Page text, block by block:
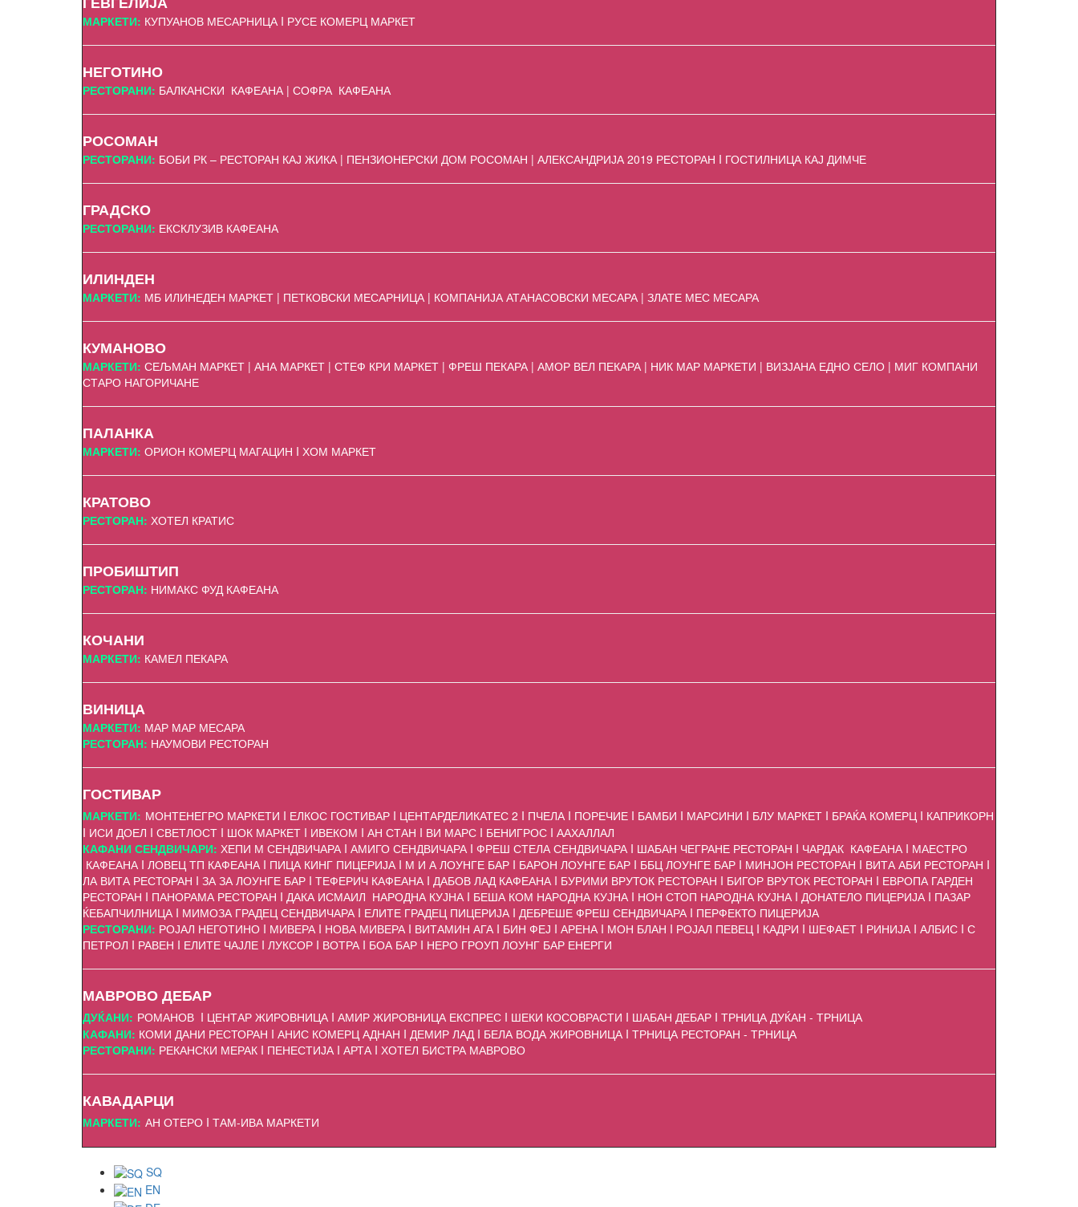
МАРКЕТИ: КУПУАНОВ МЕСАРНИЦА I РУСЕ КОМЕРЦ МАРКЕТ
НЕГОТИНО
РЕСТОРАНИ: БАЛКАНСКИ КАФЕАНА | СОФРА КАФЕАНА
РОСОМАН
РЕСТОРАНИ: БОБИ РК – РЕСТОРАН КАЈ ЖИКА | ПЕНЗИОНЕРСКИ ДОМ РОСОМАН | АЛЕКСАНДРИЈА 2019 РЕСТОРАН I ГОСТИЛНИЦА КАЈ ДИМЧЕ
ГРАДСКО
РЕСТОРАНИ: ЕКСКЛУЗИВ КАФЕАНА
ИЛИНДЕН
МАРКЕТИ: МБ ИЛИНЕДЕН МАРКЕТ | ПЕТКОВСКИ МЕСАРНИЦА | КОМПАНИЈА АТАНАСОВСКИ МЕСАРА | ЗЛАТЕ МЕС МЕСАРА
КУМАНОВО
МАРКЕТИ: СЕЉМАН МАРКЕТ | АНА МАРКЕТ | СТЕФ КРИ МАРКЕТ | ФРЕШ ПЕКАРА | АМОР ВЕЛ ПЕКАРА | НИК МАР МАРКЕТИ | ВИЗЈАНА ЕДНО СЕЛО | МИГ КОМПАНИ
СТАРО НАГОРИЧАНЕ
ПАЛАНКА
МАРКЕТИ: ОРИОН КОМЕРЦ МАГАЦИН I ХОМ МАРКЕТ
КРАТОВО
РЕСТОРАН: ХОТЕЛ КРАТИС
ПРОБИШТИП
РЕСТОРАН: НИМАКС ФУД КАФЕАНА
КОЧАНИ
МАРКЕТИ: КАМЕЛ ПЕКАРА
ВИНИЦА
МАРКЕТИ: МАР МАР МЕСАРА
РЕСТОРАН: НАУМОВИ РЕСТОРАН
ГОСТИВАР
МАРКЕТИ: МОНТЕНЕГРО МАРКЕТИ I ЕЛКОС ГОСТИВАР I ЦЕНТАРДЕЛИКАТЕС 2 I ПЧЕЛА I ПОРЕЧИЕ I БАМБИ I МАРСИНИ I БЛУ МАРКЕТ I БРАЌА КОМЕРЦ I КАПРИКОРН
I ИСИ ДОЕЛ I СВЕТЛОСТ I ШОК МАРКЕТ I ИВЕКОМ I АН СТАН I ВИ МАРС I БЕНИГРОС I ААХАЛЛАЛ
КАФАНИ СЕНДВИЧАРИ: ХЕПИ М СЕНДВИЧАРА I АМИГО СЕНДВИЧАРА I ФРЕШ СТЕЛА СЕНДВИЧАРА I ШАБАН ЧЕГРАНЕ РЕСТОРАН I ЧАРДАК КАФЕАНА I МАЕСТРО
КАФЕАНА I ЛОВЕЦ ТП КАФЕАНА I ПИЦА КИНГ ПИЦЕРИЈА I М И А ЛОУНГЕ БАР I БАРОН ЛОУНГЕ БАР I ББЦ ЛОУНГЕ БАР I МИНЈОН РЕСТОРАН I ВИТА АБИ РЕСТОРАН I
ЛА ВИТА РЕСТОРАН I ЗА ЗА ЛОУНГЕ БАР I ТЕФЕРИЧ КАФЕАНА I ДАБОВ ЛАД КАФЕАНА I БУРИМИ ВРУТОК РЕСТОРАН I БИГОР ВРУТОК РЕСТОРАН I ЕВРОПА ГАРДЕН
РЕСТОРАН I ПАНОРАМА РЕСТОРАН I ДАКА ИСМАИЛ НАРОДНА КУЈНА I БЕША КОМ НАРОДНА КУЈНА I НОН СТОП НАРОДНА КУЈНА I ДОНАТЕЛО ПИЦЕРИЈА I ПАЗАР
ЌЕБАПЧИЛНИЦА I МИМОЗА ГРАДЕЦ СЕНДВИЧАРА I ЕЛИТЕ ГРАДЕЦ ПИЦЕРИЈА I ДЕБРЕШЕ ФРЕШ СЕНДВИЧАРА I ПЕРФЕКТО ПИЦЕРИЈА
РЕСТОРАНИ: РОЈАЛ НЕГОТИНО I МИВЕРА I НОВА МИВЕРА I ВИТАМИН АГА I БИН ФЕЈ I АРЕНА I МОН БЛАН I РОЈАЛ ПЕВЕЦ I КАДРИ I ШЕФАЕТ I РИНИЈА I АЛБИС I С
ПЕТРОЛ I РАВЕН I ЕЛИТЕ ЧАЈЛЕ I ЛУКСОР I ВОТРА I БОА БАР I НЕРО ГРОУП ЛОУНГ БАР ЕНЕРГИ
МАВРОВО ДЕБАР
ДУЌАНИ: РОМАНОВ I ЦЕНТАР ЖИРОВНИЦА I АМИР ЖИРОВНИЦА ЕКСПРЕС I ШЕКИ КОСОВРАСТИ I ШАБАН ДЕБАР I ТРНИЦА ДУЌАН - ТРНИЦА
КАФАНИ: КОМИ ДАНИ РЕСТОРАН I АНИС КОМЕРЦ АДНАН I ДЕМИР ЛАД I БЕЛА ВОДА ЖИРОВНИЦА I ТРНИЦА РЕСТОРАН - ТРНИЦА
РЕСТОРАНИ: РЕКАНСКИ МЕРАК I ПЕНЕСТИЈА I АРТА I ХОТЕЛ БИСТРА МАВРОВО
КАВАДАРЦИ
МАРКЕТИ: АН ОТЕРО I ТАМ-ИВА МАРКЕТИ
SQ
EN